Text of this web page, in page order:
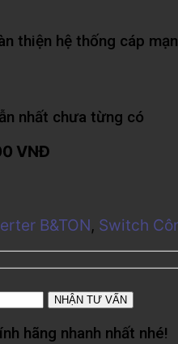
thiện hệ thống cáp
nhất chưa từng có
VNĐ
B&TON, Switch
hãng nhanh nhất nhé!